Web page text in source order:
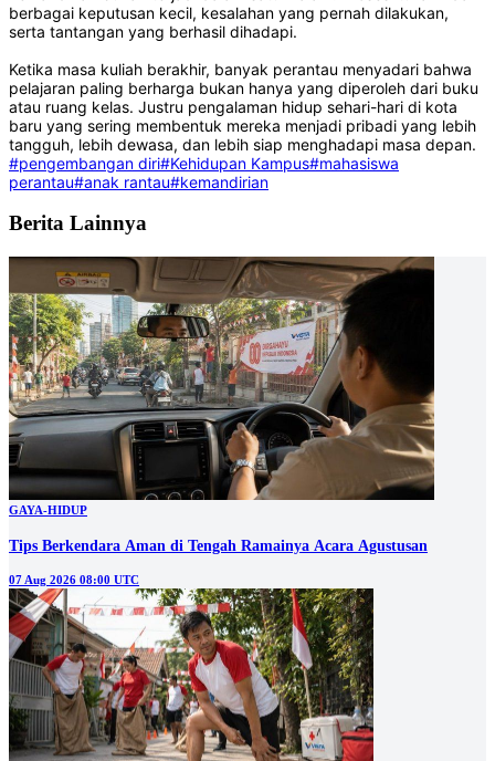
berbagai keputusan kecil, kesalahan yang pernah dilakukan,
serta tantangan yang berhasil dihadapi.
Ketika masa kuliah berakhir, banyak perantau menyadari bahwa
pelajaran paling berharga bukan hanya yang diperoleh dari buku
atau ruang kelas. Justru pengalaman hidup sehari-hari di kota
baru yang sering membentuk mereka menjadi pribadi yang lebih
tangguh, lebih dewasa, dan lebih siap menghadapi masa depan.
#pengembangan diri#Kehidupan Kampus#mahasiswa
perantau#anak rantau#kemandirian
Berita Lainnya
GAYA-HIDUP
Tips Berkendara Aman di Tengah Ramainya Acara Agustusan
07 Aug 2026 08:00 UTC